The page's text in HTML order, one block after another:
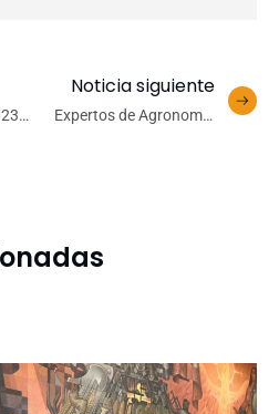
Noticia siguiente
Expertos de Agronomía